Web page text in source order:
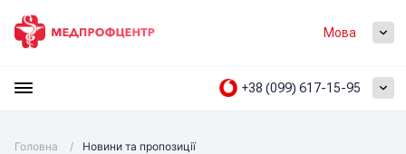
Мова
+38 (099) 617-15-95
Головна / Новини та пропозиції